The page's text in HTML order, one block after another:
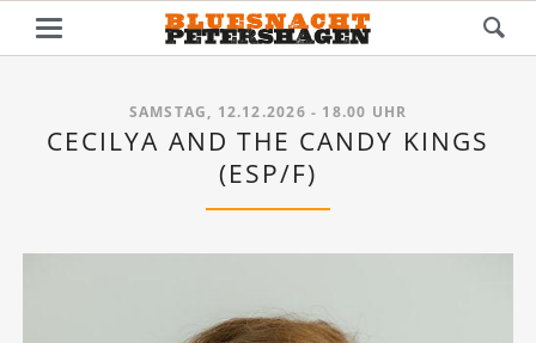
SAMSTAG, 12.12.2026 - 18.00 UHR
CECILYA AND THE CANDY KINGS
(ESP/F)